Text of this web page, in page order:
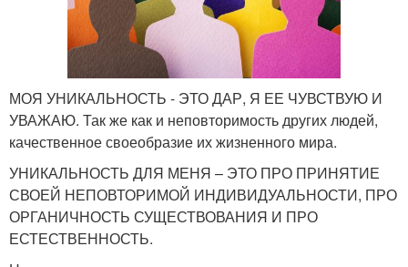
МОЯ УНИКАЛЬНОСТЬ - ЭТО ДАР, Я ЕЕ ЧУВСТВУЮ И
УВАЖАЮ. Так же как и неповторимость других людей,
качественное своеобразие их жизненного мира.
УНИКАЛЬНОСТЬ ДЛЯ МЕНЯ – ЭТО ПРО ПРИНЯТИЕ
СВОЕЙ НЕПОВТОРИМОЙ ИНДИВИДУАЛЬНОСТИ, ПРО
ОРГАНИЧНОСТЬ СУЩЕСТВОВАНИЯ И ПРО
ЕСТЕСТВЕННОСТЬ.